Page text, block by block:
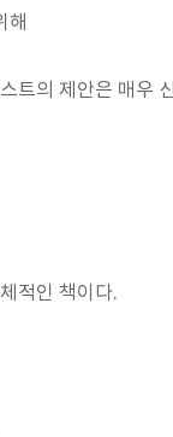
해
트의 제안은 매우
적인 책이다.